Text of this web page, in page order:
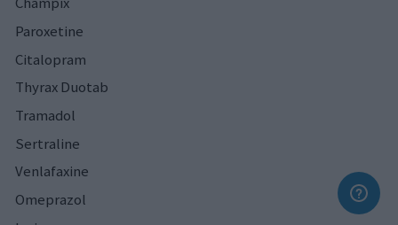
Paroxetine
Citalopram
Thyrax Duotab
Tramadol
Sertraline
Venlafaxine
Omeprazol